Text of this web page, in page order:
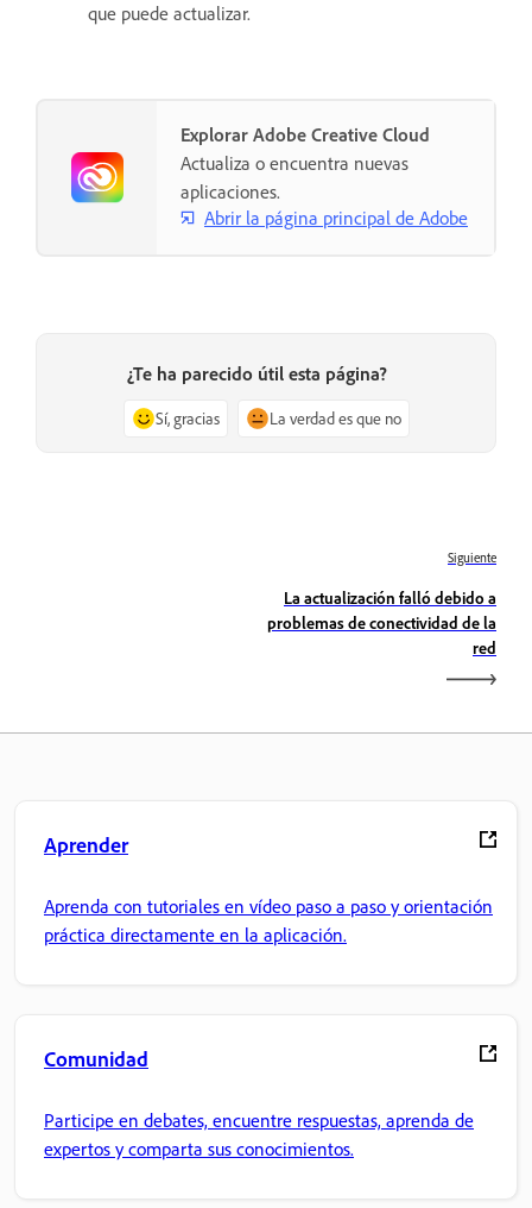
que puede actualizar.
Explorar Adobe Creative Cloud
Actualiza o encuentra nuevas
aplicaciones.
Abrir la página principal de Adobe
¿Te ha parecido útil esta página?
Sí, gracias La verdad es que no
Siguiente
La actualización falló debido a
problemas de conectividad de la
red
Aprender
Aprenda con tutoriales en vídeo paso a paso y orientación
práctica directamente en la aplicación.
Comunidad
Participe en debates, encuentre respuestas, aprenda de
expertos y comparta sus conocimientos.